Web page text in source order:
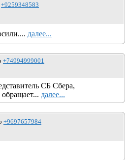
+9259348583
далее...
+74994999001
СБ Сбера,
далее...
+9697657984